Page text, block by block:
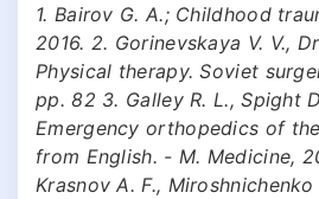
1. Bairov G. A.; Childhood
2016. 2. Gorinevskaya V. V.,
Physical therapy. Soviet
pp. 82 3. Galley R. L., Spight
Emergency orthopedics of
from English. - M. Medicine,
Krasnov A. F.,